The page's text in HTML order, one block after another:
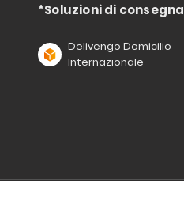
*Soluzioni di consegna
Delivengo Domicilio
Internazionale